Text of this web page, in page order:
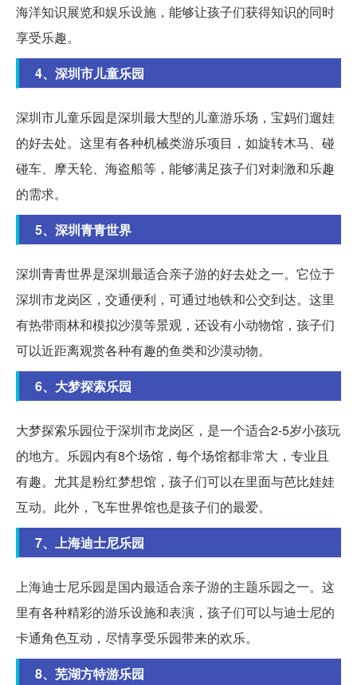
海洋知识展览和娱乐设施，能够让孩子们获得知识的同时
享受乐趣。
4、深圳市儿童乐园
深圳市儿童乐园是深圳最大型的儿童游乐场，宝妈们遛娃
的好去处。这里有各种机械类游乐项目，如旋转木马、碰
碰车、摩天轮、海盗船等，能够满足孩子们对刺激和乐趣
的需求。
5、深圳青青世界
深圳青青世界是深圳最适合亲子游的好去处之一。它位于
深圳市龙岗区，交通便利，可通过地铁和公交到达。这里
有热带雨林和模拟沙漠等景观，还设有小动物馆，孩子们
可以近距离观赏各种有趣的鱼类和沙漠动物。
6、大梦探索乐园
大梦探索乐园位于深圳市龙岗区，是一个适合2-5岁小孩玩
的地方。乐园内有8个场馆，每个场馆都非常大，专业且
有趣。尤其是粉红梦想馆，孩子们可以在里面与芭比娃娃
互动。此外，飞车世界馆也是孩子们的最爱。
7、上海迪士尼乐园
上海迪士尼乐园是国内最适合亲子游的主题乐园之一。这
里有各种精彩的游乐设施和表演，孩子们可以与迪士尼的
卡通角色互动，尽情享受乐园带来的欢乐。
8、芜湖方特游乐园